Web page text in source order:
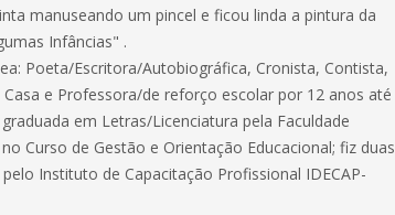
manuseando um pincel e ficou linda a pintura da
Infâncias" .
Poeta/Escritora/Autobiográfica, Cronista, Contista,
e Professora/de reforço escolar por 12 anos até
em Letras/Licenciatura pela Faculdade
Curso de Gestão e Orientação Educacional; fiz duas
Instituto de Capacitação Profissional IDECAP-